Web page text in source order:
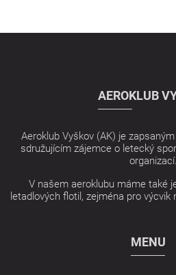
AEROKLUB
Aeroklub Vyškov (AK) je
sdružujícím zájemce o letecký
organizací.
V našem aeroklubu máme také
letadlových flotil, zejména pro
MENU